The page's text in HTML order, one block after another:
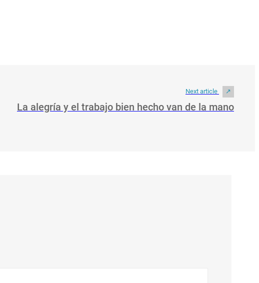
Next article
La alegría y el trabajo bien hecho van de la mano